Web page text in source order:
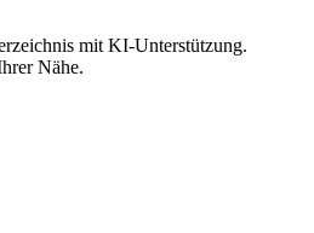
mit KI-Unterstützung.
Nähe.